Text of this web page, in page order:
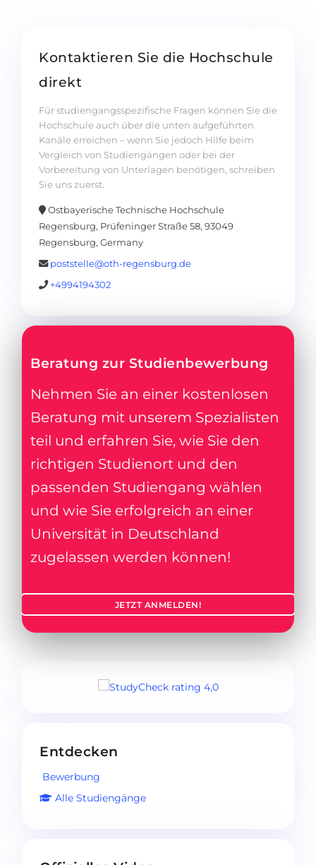
Kontaktieren Sie die Hochschule
direkt
Für studiengangsspezifische Fragen können Sie die
Hochschule auch über die unten aufgeführten
Kanäle erreichen – wenn Sie jedoch Hilfe beim
Vergleich von Studiengängen oder bei der
Vorbereitung von Unterlagen benötigen, schreiben
Sie uns zuerst.
Ostbayerische Technische Hochschule
Regensburg, Prüfeninger Straße 58, 93049
Regensburg, Germany
poststelle@oth-regensburg.de
+4994194302
Beratung zur Studienbewerbung
Nehmen Sie an einer kostenlosen
Beratung mit unserem Spezialisten
teil und erfahren Sie, wie Sie den
richtigen Studienort und den
passenden Studiengang wählen
und wie Sie erfolgreich an einer
Universität in Deutschland
zugelassen werden können!
JETZT ANMELDEN!
Entdecken
Bewerbung
Alle Studiengänge